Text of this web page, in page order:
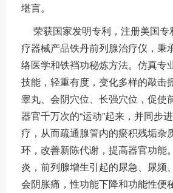
堪言。
荣获国家发明专利，注册美国专
疗器械产品铁丹前列腺治疗仪，秉
络医学和铁裆功秘炼方法。仿真专
技能，轻重有度，变化多样的敲击
睾丸、会阴穴位、长强穴位，促使
器官千万次的“运动”起来，并同步
疗，从而疏通腺管内的瘀积残垢杂
环，改善新陈代谢，提高器官功能
炎，前列腺增生引起的尿急、尿频
会阴胀痛，性功能下降和功能性便